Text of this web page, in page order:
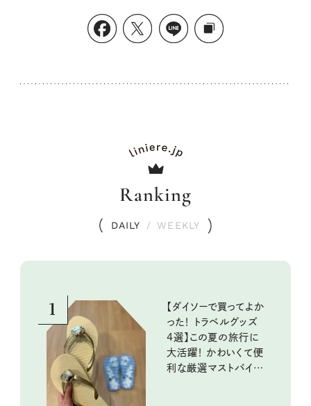
Ranking
DAILY / WEEKLY
1
【ダイソーで買ってよか
った！ トラベルグッズ
4選】この夏の旅行に
大活躍！ かわいくて便
利な厳選マストバイア